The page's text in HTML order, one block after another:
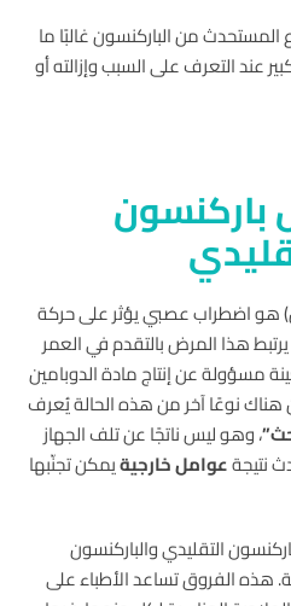
المستحدث من الباركنسون غالبًا ما
عند التعرف على السبب وإزالته أو
باركنسون
هو اضطراب عصبي يؤثر على حركة
هذا المرض بالتقدم في العمر
مسؤولة عن إنتاج مادة الدوبامين
هناك نوعًا آخر من هذه الحالة يُعرف
، وهو ليس ناتجًا عن تلف الجهاز
نتيجةعوامل خارجيةيمكن تجنّبها
التقليدي والباركنسون
هذه الفروق تساعد الأطباء على